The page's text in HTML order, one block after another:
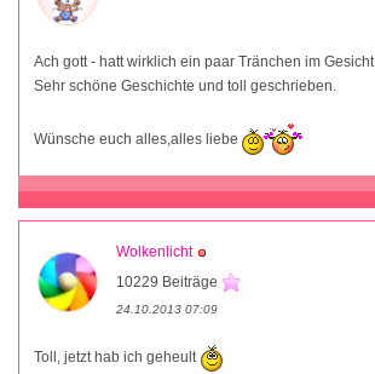
Ach gott - hatt wirklich ein paar Tränchen im Gesicht.
Sehr schöne Geschichte und toll geschrieben.
Wünsche euch alles,alles liebe
Wolkenlicht
10229 Beiträge
24.10.2013 07:09
Toll, jetzt hab ich geheult